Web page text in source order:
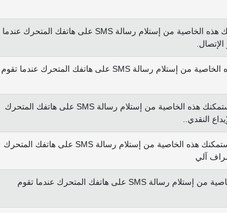
: ستمكنك هذه الخاصية من إستلام رسالة SMS على هاتفك المتحرك عندما
: تمكنك هذه الخاصية من إستلام رسالة SMS على هاتفك المتحرك عندما تقوم
: ستمكنك هذه الخاصية من إستلام رسالة SMS على هاتفك المتحرك
النقدي..
: ستمكنك هذه الخاصية من إستلام رسالة SMS على هاتفك المتحرك
آلي
: ستمكنك هذه الخاصية من إستلام رسالة SMS على هاتفك المتحرك عندما تقوم